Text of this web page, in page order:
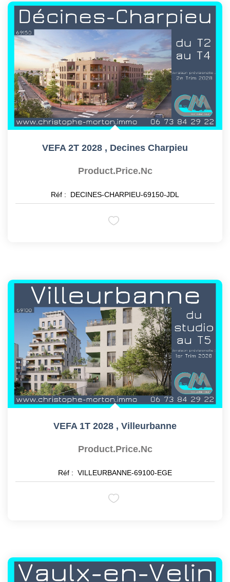
VEFA 2T 2028 , Decines Charpieu
Product.price.nc
Réf : DECINES-CHARPIEU-69150-JDL
VEFA 1T 2028 , Villeurbanne
Product.price.nc
Réf : VILLEURBANNE-69100-EGE